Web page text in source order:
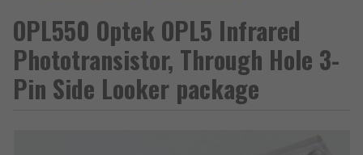
OPL550 Optek OPL5 Infrared
Phototransistor, Through Hole 3-
Pin Side Looker package